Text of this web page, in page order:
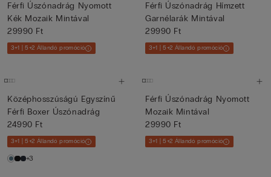
Férfi Úszónadrág Nyomott
Kék Mozaik Mintával
29990 Ft
3+1 | 5+2 Állandó promóció
Férfi Úszónadrág Hímzett
Garnélarák Mintával
29990 Ft
3+1 | 5+2 Állandó promóció
Középhosszúságú Egyszínű
Férfi Boxer Úszónadrág
24990 Ft
3+1 | 5+2 Állandó promóció
+3
Férfi Úszónadrág Nyomott
Mozaik Mintával
29990 Ft
3+1 | 5+2 Állandó promóció